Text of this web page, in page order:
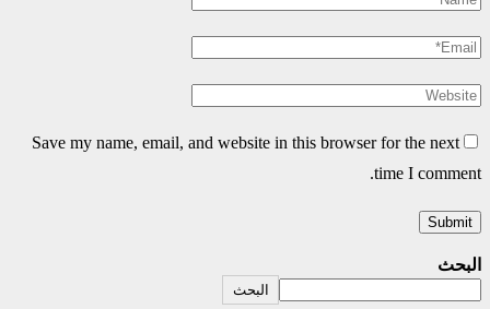
Save my name, email, and website in this browser for the next
time I comment.
البحث
البحث